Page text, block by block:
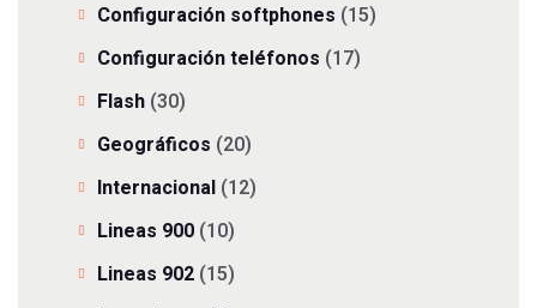
Configuración softphones (15)
Configuración teléfonos (17)
Flash (30)
Geográficos (20)
Internacional (12)
Lineas 900 (10)
Lineas 902 (15)